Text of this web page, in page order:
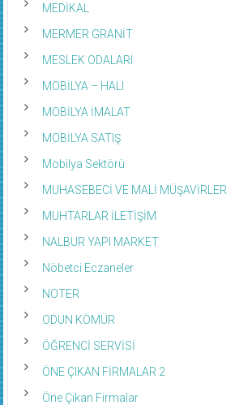
MEDİKAL
MERMER GRANİT
MESLEK ODALARI
MOBİLYA – HALI
MOBİLYA İMALAT
MOBİLYA SATIŞ
Mobilya Sektörü
MUHASEBECİ VE MALİ MÜŞAVİRLER
MUHTARLAR İLETİŞİM
NALBUR YAPI MARKET
Nöbetci Eczaneler
NOTER
ODUN KÖMÜR
ÖĞRENCİ SERVİSİ
ÖNE ÇIKAN FİRMALAR 2
Öne Çıkan Firmalar